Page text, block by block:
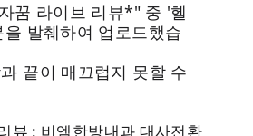
꿈 라이브 리뷰*" 중 '헬
발췌하여 업로드했습
끝이 매끄럽지 못할 수
뷰 : 비엠한방내과 대사전환